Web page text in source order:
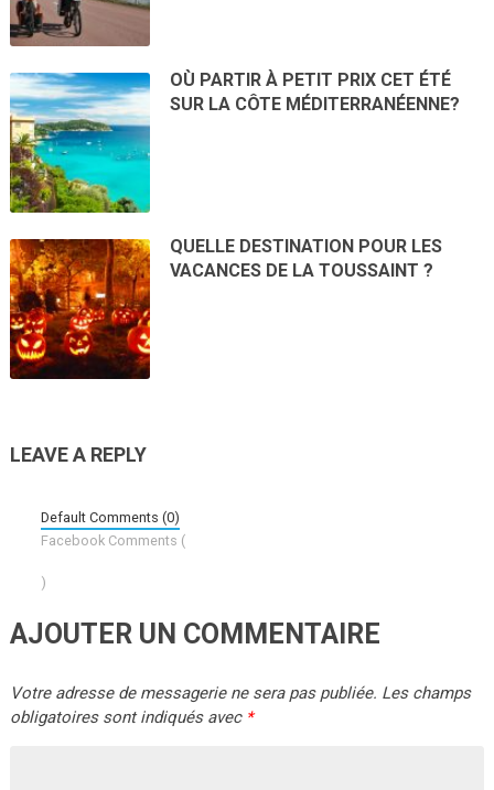
OÙ PARTIR À PETIT PRIX CET ÉTÉ
SUR LA CÔTE MÉDITERRANÉENNE?
QUELLE DESTINATION POUR LES
VACANCES DE LA TOUSSAINT ?
LEAVE A REPLY
Default Comments (0)
Facebook Comments (
)
AJOUTER UN COMMENTAIRE
Votre adresse de messagerie ne sera pas publiée. Les champs
obligatoires sont indiqués avec *